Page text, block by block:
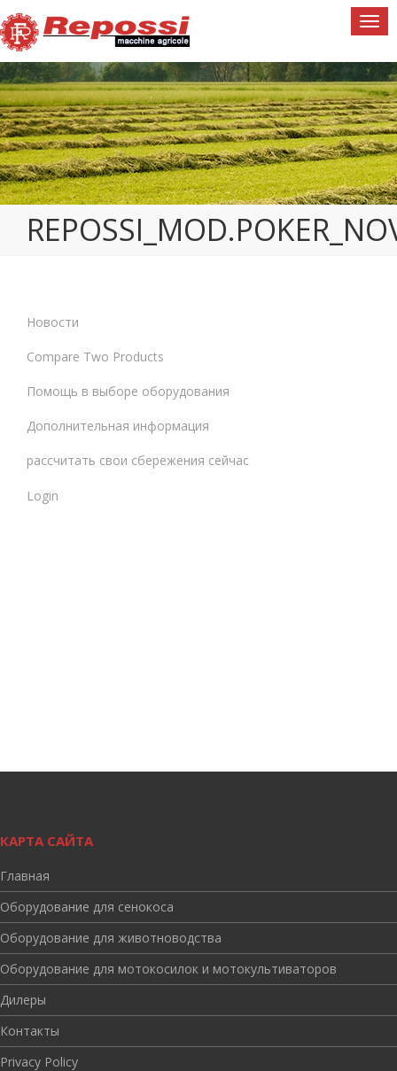
Новости
Compare Two Products
Помощь в выборе оборудования
Дополнительная информация
рассчитать свои сбережения сейчас
Login
КАРТА САЙТА
Главная
Оборудование для сенокоса
Оборудование для животноводства
Оборудование для мотокосилок и мотокультиваторов
Дилеры
Контакты
Privacy Policy